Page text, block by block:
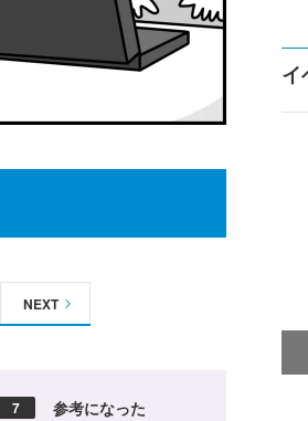
NEXT
7 参考になった
イ